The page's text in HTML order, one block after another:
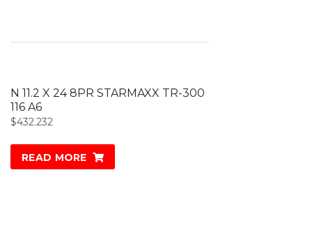
N 11.2 X 24 8PR STARMAXX TR-300
116 A6
$432.232
READ MORE